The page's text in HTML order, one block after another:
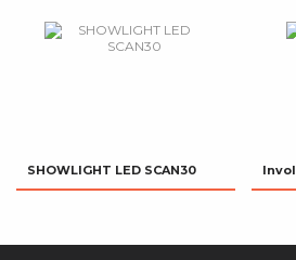
SHOWLIGHT LED SCAN30